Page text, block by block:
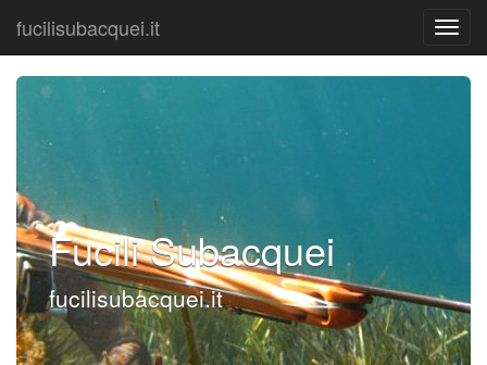
fucilisubacquei.it
Fucili Subacquei
fucilisubacquei.it